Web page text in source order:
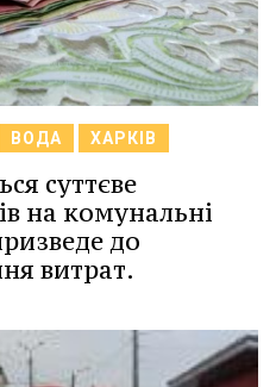
ВОДА ХАРКІВ
суттєве
на комунальні
до
витрат.